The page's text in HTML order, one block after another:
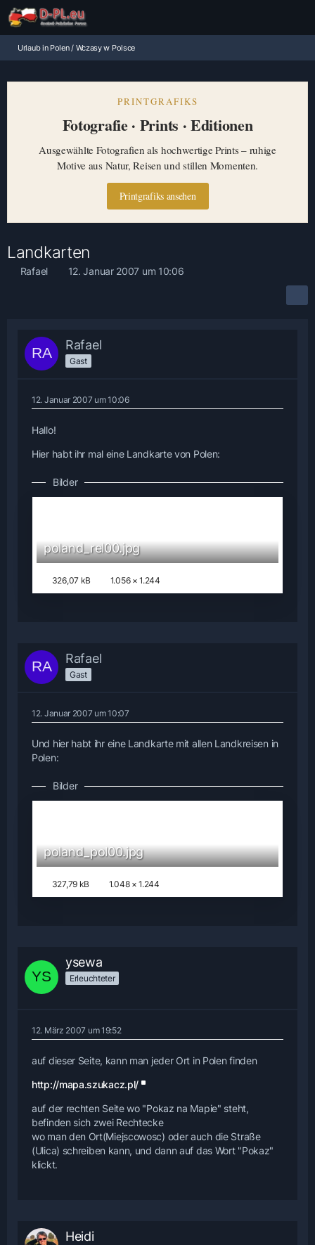
Urlaub in Polen / Wczasy w Polsce
PRINTGRAFIKS
Fotografie · Prints · Editionen
Ausgewählte Fotografien als hochwertige Prints – ruhige
Motive aus Natur, Reisen und stillen Momenten.
Printgrafiks ansehen
Landkarten
Rafael 12. Januar 2007 um 10:06
Rafael
Gast
12. Januar 2007 um 10:06
Hallo!
Hier habt ihr mal eine Landkarte von Polen:
Bilder
poland_rel00.jpg
326,07 kB 1.056 × 1.244
Rafael
Gast
12. Januar 2007 um 10:07
Und hier habt ihr eine Landkarte mit allen Landkreisen in
Polen:
Bilder
poland_pol00.jpg
327,79 kB 1.048 × 1.244
ysewa
Erleuchteter
12. März 2007 um 19:52
auf dieser Seite, kann man jeder Ort in Polen finden
http://mapa.szukacz.pl/
auf der rechten Seite wo "Pokaz na Mapie" steht,
befinden sich zwei Rechtecke
wo man den Ort(Miejscowosc) oder auch die Straße
(Ulica) schreiben kann, und dann auf das Wort "Pokaz"
klickt.
Heidi